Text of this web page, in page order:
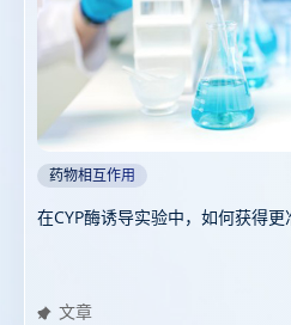
药物相互作用
在CYP酶诱导实验中，如何获得更
文章